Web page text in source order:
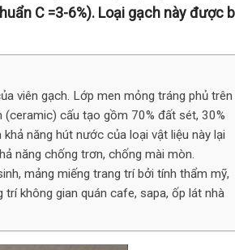
C =3-6%). Loại gạch này được
viên gạch. Lớp men mỏng tráng phủ trên
cấu tạo gồm 70% đất sét, 30%
năng hút nước của loại vật liệu này lại
năng chống trơn, chống mài mòn.
mảng miếng trang trí bởi tính thẩm mỹ,
trí không gian quán cafe, sapa, ốp lát nhà